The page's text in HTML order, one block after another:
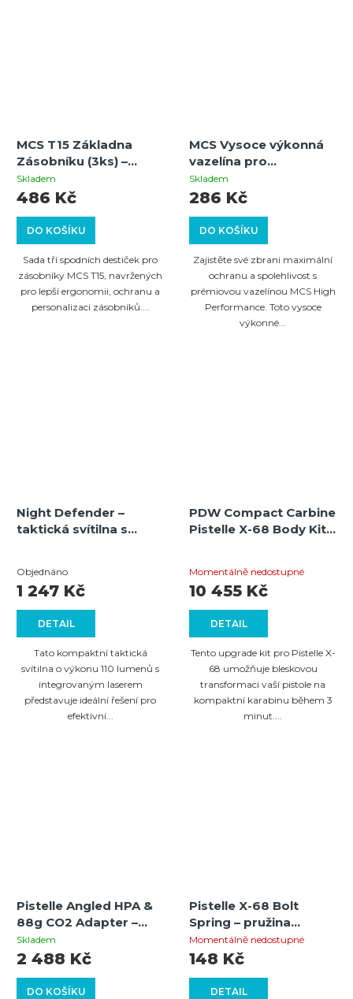
MCS T15 Základna
Zásobníku (3ks) –
Černá
Skladem
DO KOŠÍKU
486 Kč
Sada tří spodních destiček pro
zásobníky MCS T15, navržených
pro lepší ergonomii, ochranu a
personalizaci zásobníků....
MCS Vysoce výkonná
vazelína pro
airsoftové a
paintballové zbraně
Skladem
DO KOŠÍKU
286 Kč
Zajistěte své zbrani maximální
ochranu a spolehlivost s
prémiovou vazelínou MCS High
Performance. Toto vysoce
výkonné...
Night Defender –
taktická svítilna s
osvětlení
5,0
z
5
hvězdiček.
Objednáno
DETAIL
1 247 Kč
Tato kompaktní taktická
svítilna o výkonu 110 lumenů s
integrovaným laserem
představuje ideální řešení pro
efektivní...
PDW Compact Carbine
Pistelle X-68 Body Kit –
lepší ergonomii a
výkon
hodnocení
5,0
z
5
hvězdiček.
Momentálně nedostupné
DETAIL
10 455 Kč
Tento upgrade kit pro Pistelle X-
68 umožňuje bleskovou
transformaci vaší pistole na
kompaktní karabinu během 3
minut....
Pistelle Angled HPA &
88g CO2 Adapter –
úhlový adaptér pro
vzduchové lahve i 88g
Skladem
DO KOŠÍKU
2 488 Kč
Pistelle X-68 Bolt
Spring – pružina
úderníku
Momentálně nedostupné
DETAIL
148 Kč